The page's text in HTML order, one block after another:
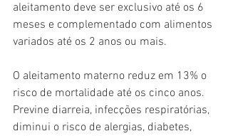
aleitamento deve ser exclusivo até os 6
meses e complementado com alimentos
variados até os 2 anos ou mais.
O aleitamento materno reduz em 13% o
risco de mortalidade até os cinco anos.
Previne diarreia, infecções respiratórias,
diminui o risco de alergias, diabetes,